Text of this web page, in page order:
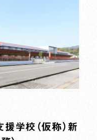
学校（仮称）新